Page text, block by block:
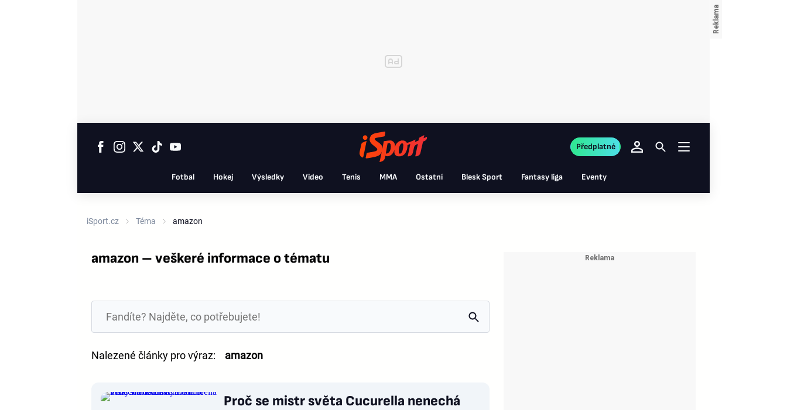
Fotbal Hokej Výsledky Video Tenis MMA Ostatní Blesk Sport Fantasy liga Eventy
Předplatné
iSport.cz Téma amazon
amazon – veškeré informace o tématu
Nalezené články pro výraz: amazon
Proč se mistr světa Cucurella nenechá